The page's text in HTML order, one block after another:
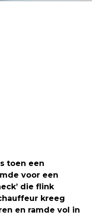
toen een
voor een
die flink
kreeg
en ramde vol in